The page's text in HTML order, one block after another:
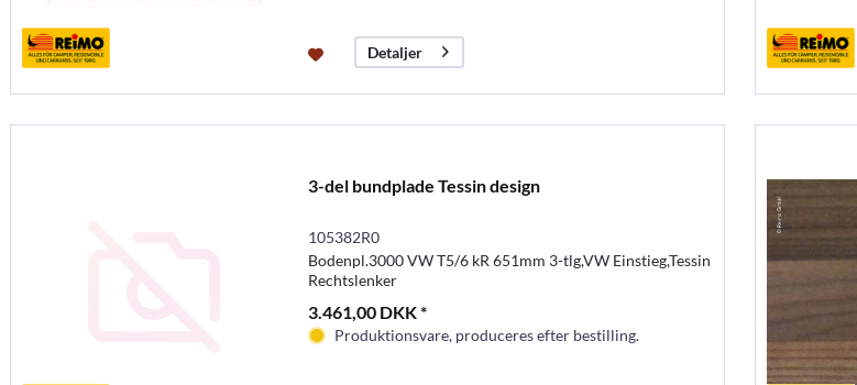
Detaljer
3-del bundplade Tessin design
105382R0
Bodenpl.3000 VW T5/6 kR 651mm 3-tlg,VW Einstieg,Tessin
Rechtslenker
3.461,00 DKK *
Produktionsvare, produceres efter bestilling.